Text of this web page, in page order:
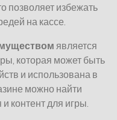
позволяет избежать
на кассе.
является
которая может быть
и использована в
можно найти
контент для игры.